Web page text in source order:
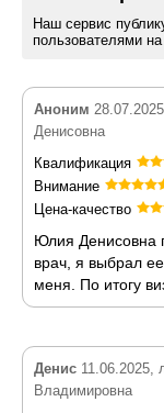
Наш сервис
пользователями
Аноним
Денисовна
Квалификация
Внимание
Цена-качество
Юлия Денисовна
врач, я выбрал
меня. По итогу
Денис 11.06.2025,
Владимировна